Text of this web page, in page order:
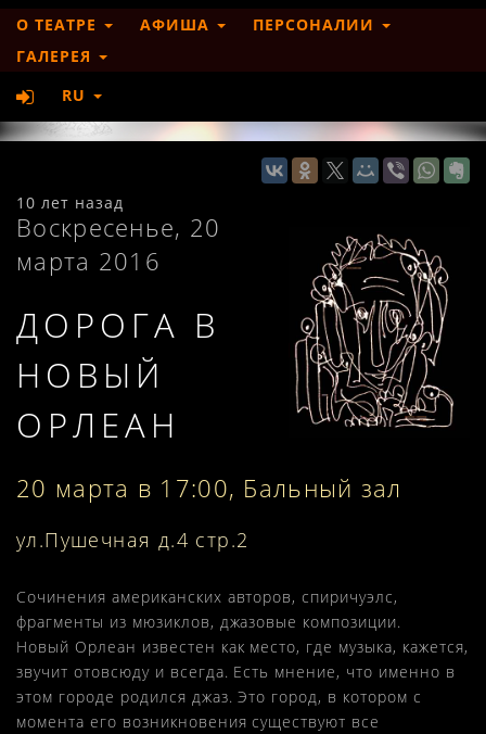
О ТЕАТРЕ АФИША
ПЕРСОНАЛИИ
ГАЛЕРЕЯ
RU
10 лет назад
Воскресенье, 20
марта 2016
ДОРОГА В
НОВЫЙ
ОРЛЕАН
20 марта в 17:00, Бальный зал
ул.Пушечная д.4 стр.2
Сочинения американских авторов, спиричуэлс,
фрагменты из мюзиклов, джазовые композиции.
Новый Орлеан известен как место, где музыка, кажется,
звучит отовсюду и всегда. Есть мнение, что именно в
этом городе родился джаз. Это город, в котором с
момента его возникновения существуют все